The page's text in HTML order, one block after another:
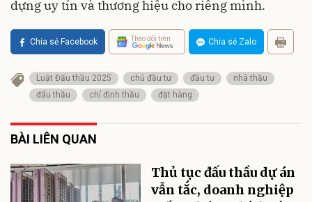
dựng uy tín và thương hiệu cho riêng mình.
Chia sẻ Facebook Theo dõi trên Chia sẻ Zalo
Luật Đấu thầu 2025 chủ đầu tư đầu tư
nhà thầu
đấu thầu
chỉ định thầu đặt hàng
BÀI LIÊN QUAN
Thủ tục đấu thầu dự án
vẫn tắc, doanh nghiệp